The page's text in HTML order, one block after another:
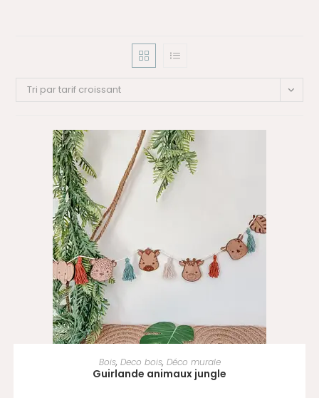
Tri par tarif croissant
SÉLECTIONNER LES OPTIONS
Bois, Deco bois, Déco murale
Guirlande animaux jungle